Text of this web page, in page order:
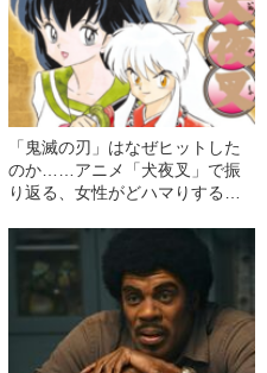
「鬼滅の刃」はなぜヒットした
のか……アニメ「犬夜叉」で振
り返る、女性がどハマりする少